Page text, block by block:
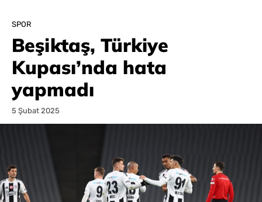
SPOR
Beşiktaş, Türkiye
Kupası’nda hata
yapmadı
5 Şubat 2025